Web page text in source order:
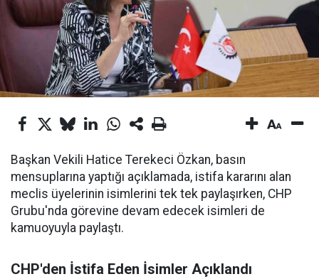
Başkan Vekili Hatice Terekeci Özkan, basın
mensuplarına yaptığı açıklamada, istifa kararını alan
meclis üyelerinin isimlerini tek tek paylaşırken, CHP
Grubu'nda görevine devam edecek isimleri de
kamuoyuyla paylaştı.
CHP'den İstifa Eden İsimler Açıklandı